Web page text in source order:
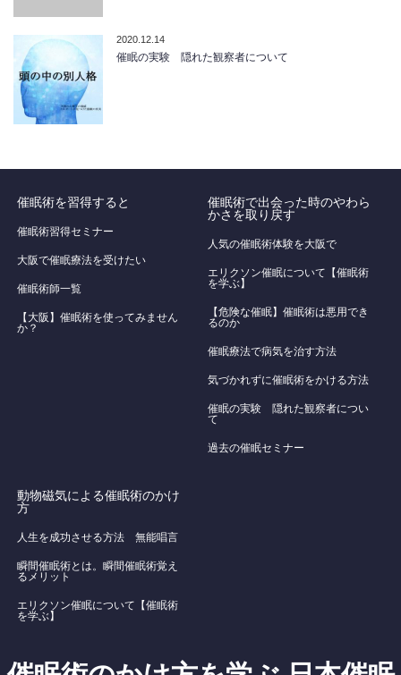
2020.12.14
催眠の実験 隠れた観察者について
催眠術を習得すると
催眠術習得セミナー
大阪で催眠療法を受けたい
催眠術師一覧
【大阪】催眠術を使ってみません
か？
催眠術で出会った時のやわら
かさを取り戻す
人気の催眠術体験を大阪で
エリクソン催眠について【催眠術
を学ぶ】
【危険な催眠】催眠術は悪用でき
るのか
催眠療法で病気を治す方法
気づかれずに催眠術をかける方法
催眠の実験 隠れた観察者につい
て
過去の催眠セミナー
動物磁気による催眠術のかけ
方
人生を成功させる方法 無能唱言
瞬間催眠術とは。瞬間催眠術覚え
るメリット
エリクソン催眠について【催眠術
を学ぶ】